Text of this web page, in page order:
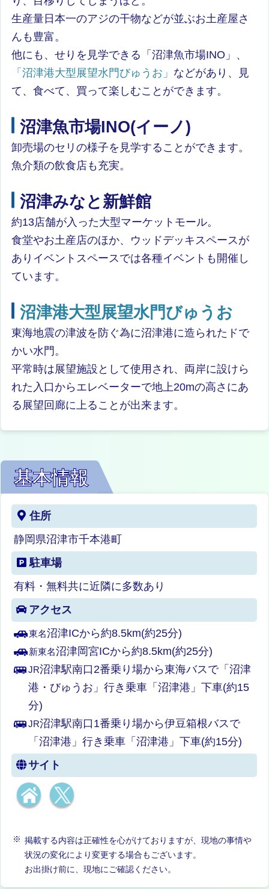
生産量日本一のアジの干物などが並ぶお土産屋さ
んも豊富。
他にも、せりを見学できる「沼津魚市場INO」、
「沼津港大型展望水門びゅうお」 などがあり、見
て、食べて、買って楽しむことができます。
沼津魚市場INO(イーノ)
卸売場のセリの様子を見学することができます。
魚介類の飲食店も充実。
沼津みなと新鮮館
約13店舗が入った大型マーケットモール。
食堂やお土産店のほか、ウッドデッキスペースが
ありイベントスペースでは各種イベントも開催し
ています。
沼津港大型展望水門びゅうお
東海地震の津波を防ぐ為に沼津港に造られたドで
かい水門。
平常時は展望施設として使用され、両岸に設けら
れた入口からエレベーターで地上20mの高さにあ
る展望回廊に上ることが出来ます。
基本情報
住所
静岡県沼津市千本港町
駐車場
有料・無料共に近隣に多数あり
アクセス
東名沼津ICから約8.5km(約25分)
新東名沼津岡宮ICから約8.5km(約25分)
JR沼津駅南口2番乗り場から東海バスで「沼津
港・びゅうお」行き乗車「沼津港」下車(約15
分)
JR沼津駅南口1番乗り場から伊豆箱根バスで
「沼津港」行き乗車「沼津港」下車(約15分)
サイト
掲載する内容は正確性を心がけておりますが、現地の事情や
状況の変化により変更する場合もございます。
お出掛け前に、現地にご確認ください。